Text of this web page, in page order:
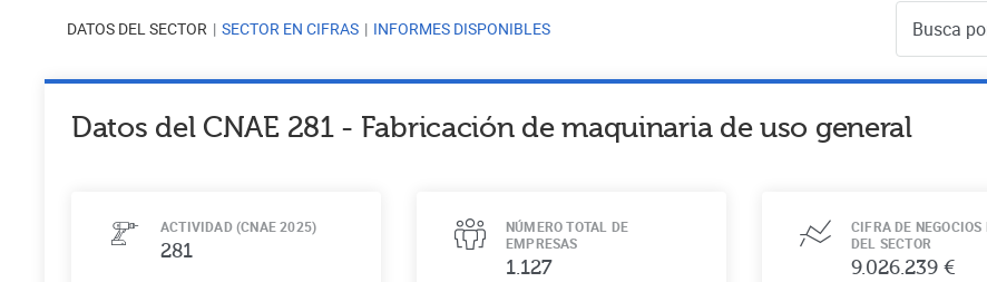
DATOS DEL SECTOR SECTOR EN CIFRAS INFORMES DISPONIBLES
Datos del CNAE 281- Fabricación de maquinaria de uso general
ACTIVIDAD (CNAE 2025)
281
NÚMERO TOTAL DE
EMPRESAS
1.127
CIFRA DE
DEL SECTOR
9.026.239 €